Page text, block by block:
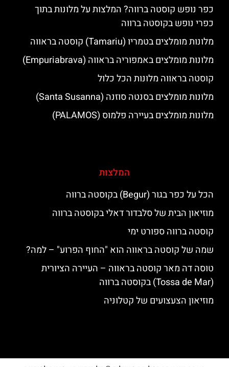
כפר נופש קוסטה ברווה? המלצות על מלונות בתוך
כפרי נופש בקוסטה ברווה
מלונות מומלצים בטמריו (Tamariu) קוסטה בראווה
מלונות מומלצים באמפוריה בראווה (Empuriabrava)
קוסטה בראווה מלונות הכל כלול
מלונות מומלצים בסנטה סוזנה (Santa Susanna)
מלונות מומלצים בעיירה פלמוס (PALAMOS)
המלצות
הכל על כפר בגור (Begur) בקוסטה ברווה
מוזיאון הבית של סלבדור דאלי בקוסטה ברווה
קוסטה ברווה ספורט ימי
שמה של קוסטה בראווה הוא "החוף הפרוע" – למה?
טוסה דה מאר קוסטה בראווה – העיירה הציורית
(Tossa de Mar) בקוסטה ברווה
מוזיאון הצעצועים של קטלוניה